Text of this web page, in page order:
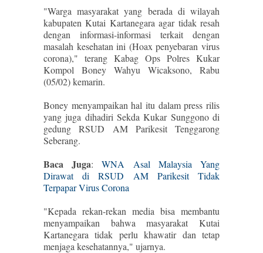
"Warga masyarakat yang berada di wilayah
kabupaten Kutai Kartanegara agar tidak resah
dengan informasi-informasi terkait dengan
masalah kesehatan ini (Hoax penyebaran virus
corona)," terang Kabag Ops Polres Kukar
Kompol Boney Wahyu Wicaksono, Rabu
(05/02) kemarin.
Boney menyampaikan hal itu dalam press rilis
yang juga dihadiri Sekda Kukar Sunggono di
gedung RSUD AM Parikesit Tenggarong
Seberang.
Baca Juga:WNA Asal Malaysia Yang
Dirawat di RSUD AM Parikesit Tidak
Terpapar Virus Corona
"Kepada rekan-rekan media bisa membantu
menyampaikan bahwa masyarakat Kutai
Kartanegara tidak perlu khawatir dan tetap
menjaga kesehatannya," ujarnya.